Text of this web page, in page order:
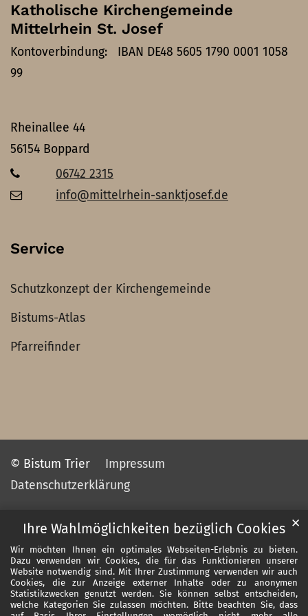
Ihre Wahlmöglichkeiten bezüglich Cookies
Wir möchten Ihnen ein optimales Webseiten-Erlebnis zu bieten.
Dazu verwenden wir Cookies, die für das Funktionieren unserer
Website notwendig sind. Mit Ihrer Zustimmung verwenden wir auch
Cookies, die zur Anzeige externer Inhalte oder zu anonymen
Statistikzwecken genutzt werden. Sie können selbst entscheiden,
welche Kategorien Sie zulassen möchten. Bitte beachten Sie, dass
✕
Katholische Kirchengemeinde
Mittelrhein St. Josef
Kontoverbindung: IBAN DE48 5605 1790 0001 1058
99
Rheinallee 44
56154 Boppard
06742 2315
info@mittelrhein-sanktjosef.de
Service
Schutzkonzept der Kirchengemeinde
Bistums-Atlas
Pfarreifinder
© Bistum Trier
Impressum
Datenschutzerklärung